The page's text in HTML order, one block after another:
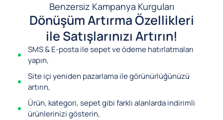
Benzersiz Kampanya Kurguları
Dönüşüm Artırma Özellikleri
ile Satışlarınızı Artırın!
SMS & E-posta ile sepet ve ödeme hatırlatmaları
yapın,
Site içi yeniden pazarlama ile görünürlüğünüzü
artırın,
Ürün, kategori, sepet gibi farklı alanlarda indirimli
ürünlerinizi gösterin,